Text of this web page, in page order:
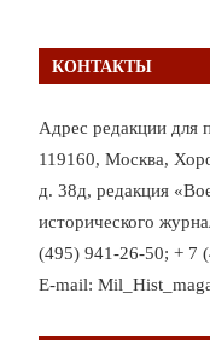
КОНТАКТЫ
Адрес редакции для
119160, Москва,
д. 38д, редакция
исторического
(495) 941-26-50; + 7
E-mail: